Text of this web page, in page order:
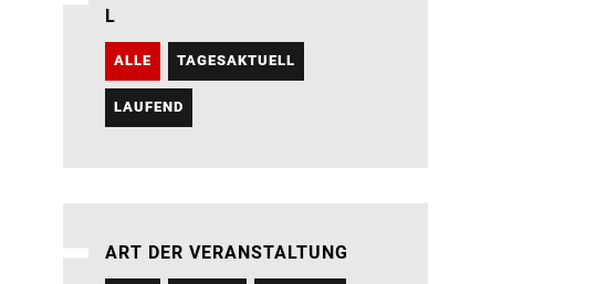
L
ALLE TAGESAKTUELL
LAUFEND
ART DER VERANSTALTUNG